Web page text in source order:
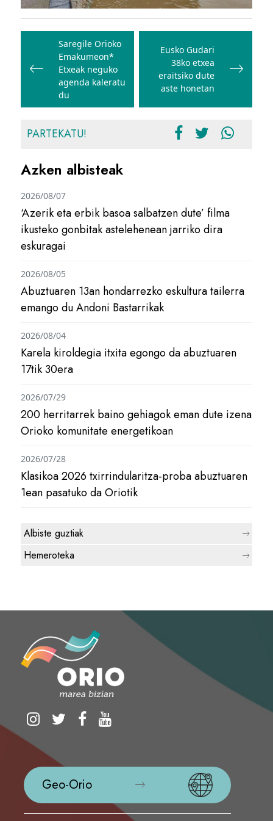
Bidalketetan
zehar
nabigatu
Saregile Orioko
Emakumeon*
Etxeak neguko
agenda kaleratu
du
Eusko Gudari
38ko etxea
eraitsiko dute
aste honetan
PARTEKATU!
Azken albisteak
‘Azerik eta erbik basoa salbatzen dute’ filma
ikusteko gonbitak astelehenean jarriko dira
eskuragai
2026/08/07
Abuztuaren 13an hondarrezko eskultura tailerra
emango du Andoni Bastarrikak
2026/08/05
Karela kiroldegia itxita egongo da abuztuaren
17tik 30era
2026/08/04
200 herritarrek baino gehiagok eman dute izena
Orioko komunitate energetikoan
2026/07/29
Klasikoa 2026 txirrindularitza-proba abuztuaren
1ean pasatuko da Oriotik
2026/07/28
Albiste guztiak
Hemeroteka
Geo-Orio